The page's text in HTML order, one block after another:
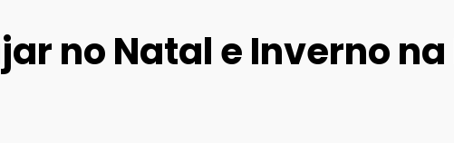
no Natal e Inverno na